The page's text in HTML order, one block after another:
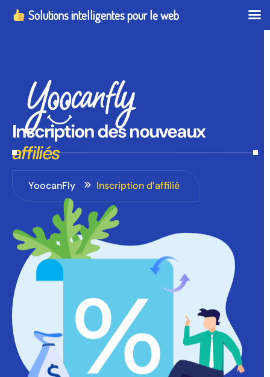
Inscriptiondesnouveaux
affiliés
YoocanFly Inscription d’affilié
Solutions intelligentes pour le web